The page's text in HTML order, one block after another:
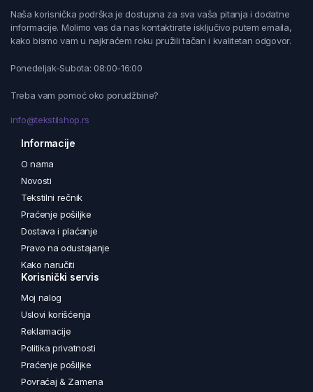
Naša korisnička podrška je dostupna za sva vaša pitanja i dodatne
informacije. Molimo vas da nas kontaktirate isključivo putem emaila,
kako bismo vam u najkraćem roku pružili tačan i kvalitetan odgovor.
Ponedeljak-Subota: 08:00-16:00
Treba vam pomoć oko porudžbine?
info@tekstilshop.rs
Informacije
O nama
Novosti
Tekstilni rečnik
Praćenje pošiljke
Dostava i plaćanje
Pravo na odustajanje
Kako naručiti
Korisnički servis
Moj nalog
Uslovi korišćenja
Reklamacije
Politika privatnosti
Praćenje pošiljke
Povraćaj & Zamena